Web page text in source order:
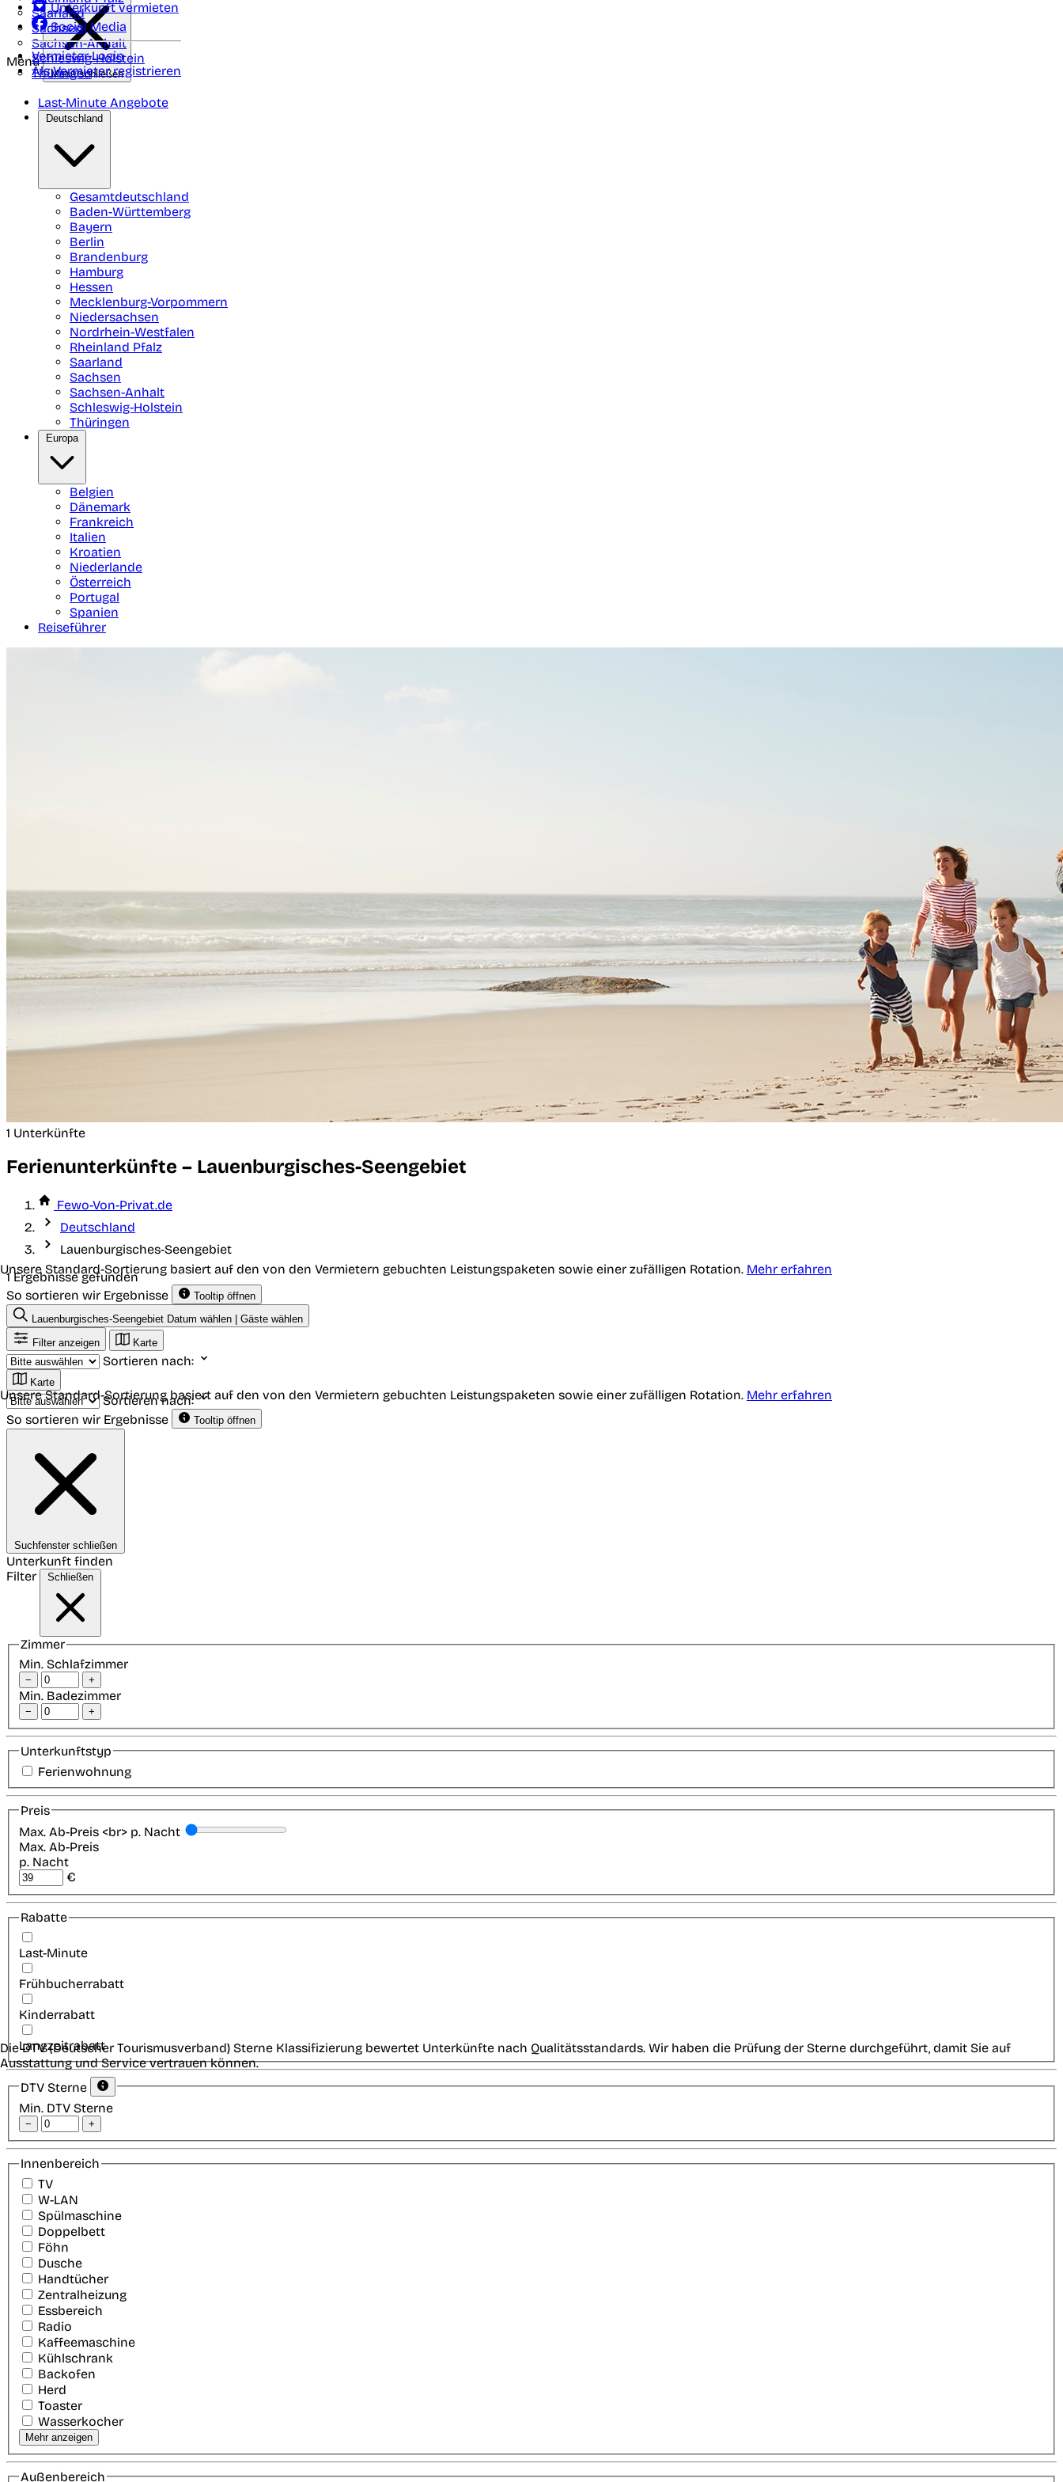
Saarland
Sachsen
Sachsen-Anhalt
Schleswig-Holstein
Thüringen
Unterkunft vermieten
Social Media
Vermieter-Login
Als Vermieter registrieren
Menü
Menü schließen
Last-Minute Angebote
Deutschland
Gesamtdeutschland
Baden-Württemberg
Bayern
Berlin
Brandenburg
Hamburg
Hessen
Mecklenburg-Vorpommern
Niedersachsen
Nordrhein-Westfalen
Rheinland Pfalz
Saarland
Sachsen
Sachsen-Anhalt
Schleswig-Holstein
Thüringen
Europa
Belgien
Dänemark
Frankreich
Italien
Kroatien
Niederlande
Österreich
Portugal
Spanien
Reiseführer
1 Unterkünfte
Ferienunterkünfte – Lauenburgisches-Seengebiet
Fewo-Von-Privat.de
Deutschland
Lauenburgisches-Seengebiet
1 Ergebnisse gefunden
So sortieren wir Ergebnisse
Tooltip öffnen
Unsere Standard-Sortierung basiert auf den von den Vermietern gebuchten Leistungspaketen sowie einer zufälligen Rotation. Mehr erfahren
Lauenburgisches-Seengebiet Datum wählen | Gäste wählen
Filter anzeigen
Karte
Sortieren nach:
Karte
Sortieren nach:
So sortieren wir Ergebnisse
Tooltip öffnen
Unsere Standard-Sortierung basiert auf den von den Vermietern gebuchten Leistungspaketen sowie einer zufälligen Rotation. Mehr erfahren
Suchfenster schließen
Unterkunft finden
Filter
Schließen
Zimmer
Min. Schlafzimmer
− +
Min. Badezimmer
− +
Unterkunftstyp
Ferienwohnung
Preis
Max. Ab-Preis <br> p. Nacht
Max. Ab-Preis
p. Nacht
€
Rabatte
Last-Minute
Frühbucherrabatt
Kinderrabatt
Langzeitrabatt
DTV Sterne
Min. DTV Sterne
− +
Die DTV (Deutscher Tourismusverband) Sterne Klassifizierung bewertet Unterkünfte nach Qualitätsstandards. Wir haben die Prüfung der Sterne durchgeführt, damit Sie auf
Ausstattung und Service vertrauen können.
Innenbereich
TV
W-LAN
Spülmaschine
Doppelbett
Föhn
Dusche
Handtücher
Zentralheizung
Essbereich
Radio
Kaffeemaschine
Kühlschrank
Backofen
Herd
Toaster
Wasserkocher
Mehr anzeigen
Außenbereich